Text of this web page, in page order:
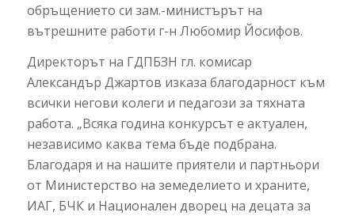
обръщението си зам.-министърът на
вътрешните работи г-н Любомир Йосифов.
Директорът на ГДПБЗН гл. комисар
Александър Джартов изказа благодарност към
всички негови колеги и педагози за тяхната
работа. „Всяка година конкурсът е актуален,
независимо каква тема бъде подбрана.
Благодаря и на нашите приятели и партньори
от Министерство на земеделието и храните,
ИАГ, БЧК и Национален дворец на децата за